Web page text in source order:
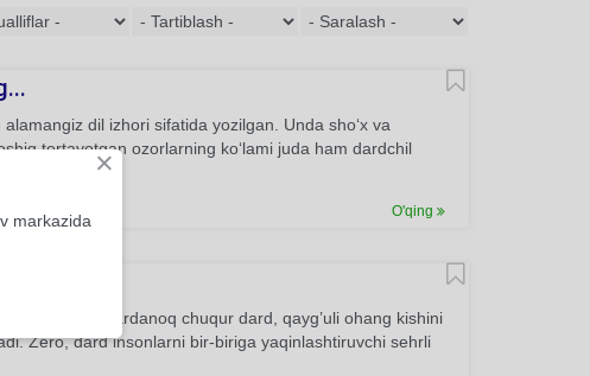
dil izhori sifatida yozilgan. Unda sho‘x va
tortayotgan ozorlarning ko‘lami juda ham dardchil
O'qing
misralardanoq chuqur dard, qayg’uli ohang kishini
Zero, dard insonlarni bir-biriga yaqinlashtiruvchi sehrli
×
markazida